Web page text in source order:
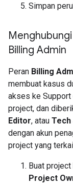
Simpan
Billing Admin
Peran Billing
membuat kasus
akses ke Support
project, dan
Editor, atau Tech
dengan akun
project yang
Buat
Project